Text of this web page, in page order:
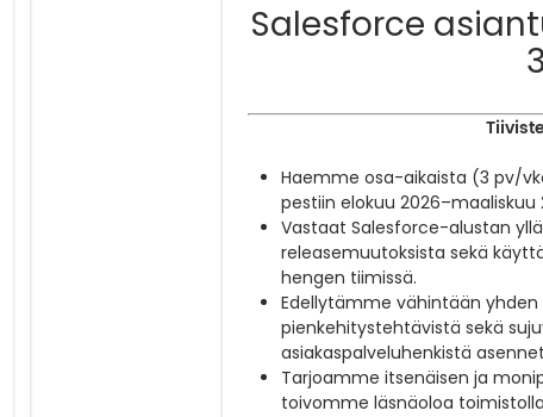
Salesforce
Haemme osa-aikaista (3 pv/
pestiin elokuu
Vastaat Salesforce-alustan
releasemuutoksista sekä
hengen tiimissä.
Edellytämme vähintään
pienkehitystehtävistä sekä
asiakaspalveluhenkistä
Tarjoamme itsenäisen ja
toivomme läsnäoloa